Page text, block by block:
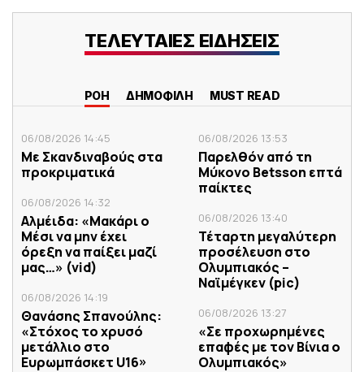
ΤΕΛΕΥΤΑΙΕΣ ΕΙΔΗΣΕΙΣ
ΡΟΗ ΔΗΜΟΦΙΛΗ MUST READ
06/08/2026 14:45
Με Σκανδιναβούς στα
προκριματικά
06/08/2026 14:32
Αλμέιδα: «Μακάρι ο
Μέσι να μην έχει
όρεξη να παίξει μαζί
μας…» (vid)
06/08/2026 14:19
Θανάσης Σπανούλης:
«Στόχος το χρυσό
μετάλλιο στο
Ευρωμπάσκετ U16»
06/08/2026 13:53
Παρελθόν από τη
Μύκονο Betsson επτά
παίκτες
06/08/2026 13:40
Τέταρτη μεγαλύτερη
προσέλευση στο
Ολυμπιακός –
Ναϊμέγκεν (pic)
06/08/2026 13:27
«Σε προχωρημένες
επαφές με τον Βίνια ο
Ολυμπιακός»